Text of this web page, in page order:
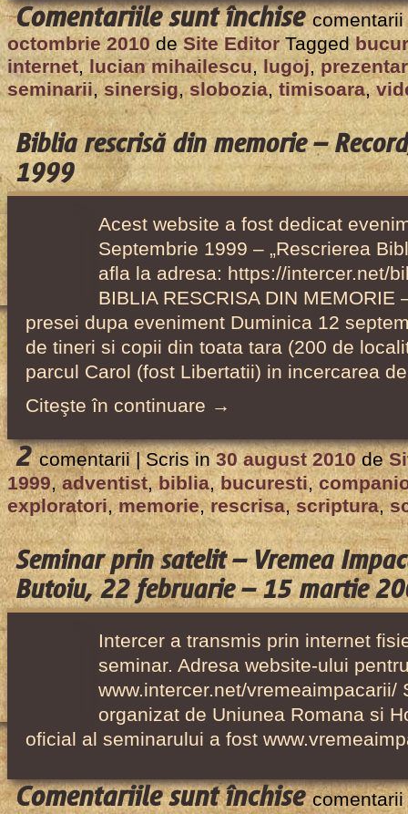
Comentariile sunt închisepentru
Seminarii
de
Internet
de
Intercer
în
în
2008
octombrie 2010 de Site EditorTagged
internet,lucian mihailescu, lugoj,
seminarii, sinersig,slobozia,timisoara,
Biblia rescrisă din memorie –
1999
Acest website a fost dedicat
Septembrie 1999 – „Rescrierea
afla la adresa: https://intercer.net/
BIBLIA RESCRISA DIN
presei dupa eveniment Duminica 12
de tineri si copii din toata tara (200 de
parcul Carol (fost Libertatii) in incercarea
Citeşte în continuare →
2 comentarii |Scris in 30 august 2010 de
1999,adventist,biblia,bucuresti,
exploratori,memorie,rescrisa,scriptura,
Seminar prin satelit – Vremea
Butoiu, 22 februarie – 15 martie
Intercer a transmis prin internet
seminar. Adresa website-ului
www.intercer.net/vremeaimpacarii/
organizat de Uniunea Romana si
oficial al seminarului a fost
Comentariile sunt închisepentru